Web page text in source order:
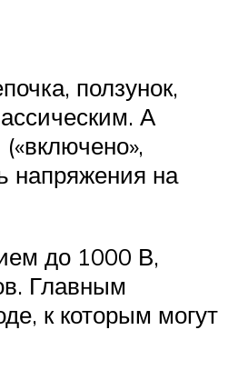
ползунок,
А
напряжения на
до 1000 В,
Главным
к которым могут